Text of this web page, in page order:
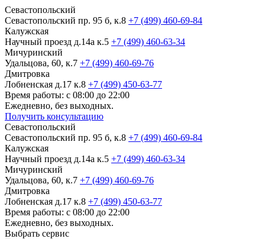
Севастопольский
Севастопольский пр. 95 б, к.8 +7 (499) 460-69-84
Калужская
Научный проезд д.14а к.5 +7 (499) 460-63-34
Мичуринский
Удальцова, 60, к.7 +7 (499) 460-69-76
Дмитровка
Лобненская д.17 к.8 +7 (499) 450-63-77
Время работы: с 08:00 до 22:00
Ежедневно, без выходных.
Получить консультацию
Севастопольский
Севастопольский пр. 95 б, к.8 +7 (499) 460-69-84
Калужская
Научный проезд д.14а к.5 +7 (499) 460-63-34
Мичуринский
Удальцова, 60, к.7 +7 (499) 460-69-76
Дмитровка
Лобненская д.17 к.8 +7 (499) 450-63-77
Время работы: с 08:00 до 22:00
Ежедневно, без выходных.
Выбрать сервис